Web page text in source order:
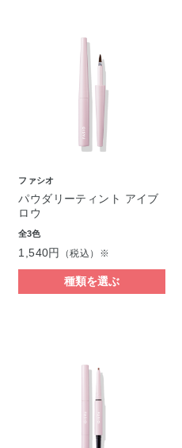
ファシオ
パウダリーティント アイブ
ロウ
全3色
1,540円 （税込）※
種類を選ぶ